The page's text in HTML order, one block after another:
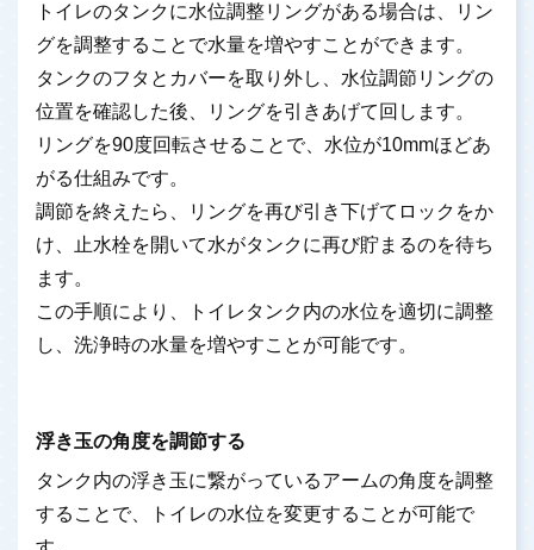
トイレのタンクに水位調整リングがある場合は、リン
グを調整することで水量を増やすことができます。
タンクのフタとカバーを取り外し、水位調節リングの
位置を確認した後、リングを引きあげて回します。
リングを90度回転させることで、水位が10mmほどあ
がる仕組みです。
調節を終えたら、リングを再び引き下げてロックをか
け、止水栓を開いて水がタンクに再び貯まるのを待ち
ます。
この手順により、トイレタンク内の水位を適切に調整
し、洗浄時の水量を増やすことが可能です。
浮き玉の角度を調節する
タンク内の浮き玉に繋がっているアームの角度を調整
することで、トイレの水位を変更することが可能で